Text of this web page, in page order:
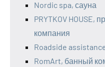
Nordic spa, сауна
PRYTKOV HOUSE,
компания
Roadside
RomArt, банный